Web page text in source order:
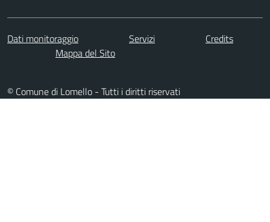
Dati monitoraggio Servizi
Credits
Mappa del Sito
© Comune di Lomello - Tutti i diritti riservati